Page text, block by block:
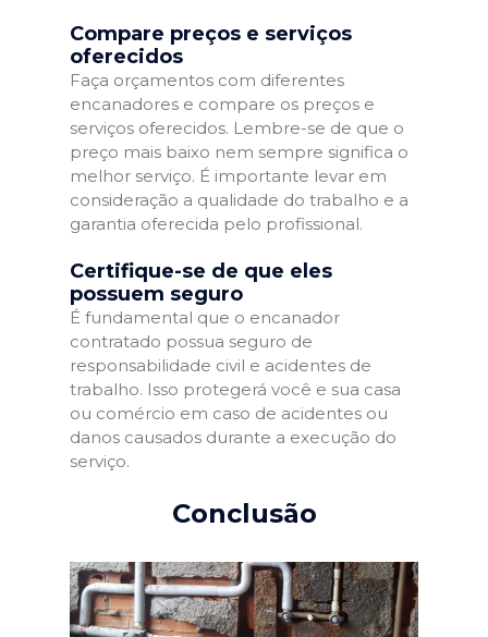
Compare preços e serviços
oferecidos
Faça orçamentos com diferentes
encanadores e compare os preços e
serviços oferecidos. Lembre-se de que o
preço mais baixo nem sempre significa o
melhor serviço. É importante levar em
consideração a qualidade do trabalho e a
garantia oferecida pelo profissional.
Certifique-se de que eles
possuem seguro
É fundamental que o encanador
contratado possua seguro de
responsabilidade civil e acidentes de
trabalho. Isso protegerá você e sua casa
ou comércio em caso de acidentes ou
danos causados durante a execução do
serviço.
Conclusão